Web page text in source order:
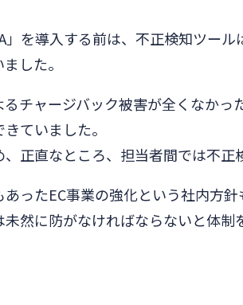
」を導入する前は、不正検知ツー
した。
るチャージバック被害が全くなか
ていました。
、正直なところ、担当者間では不正
あったEC事業の強化という社内方
未然に防がなければならないと体